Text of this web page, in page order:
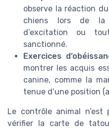
observe la réaction
chiens lors de la
d’excitation ou
sanctionné.
Exercices
montrer les acquis
canine, comme la
tenue d’une position
Le contrôle animal
vérifier la carte de